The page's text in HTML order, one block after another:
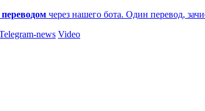
через нашего бота. Один перевод,
news Video